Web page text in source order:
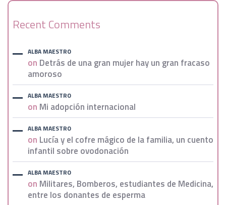
Recent Comments
ALBA MAESTRO
on Detrás de una gran mujer hay un gran fracaso
amoroso
ALBA MAESTRO
on Mi adopción internacional
ALBA MAESTRO
on Lucía y el cofre mágico de la familia, un cuento
infantil sobre ovodonación
ALBA MAESTRO
on Militares, Bomberos, estudiantes de Medicina,
entre los donantes de esperma